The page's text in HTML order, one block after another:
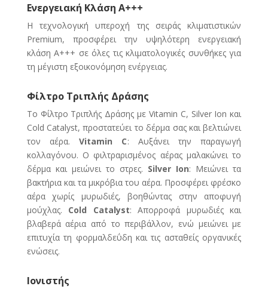
Ενεργειακή Κλάση Α+++
Η τεχνολογική υπεροχή της σειράς κλιματιστικών
Premium, προσφέρει την υψηλότερη ενεργειακή
κλάση Α+++ σε όλες τις κλιματολογικές συνθήκες για
τη μέγιστη εξοικονόμηση ενέργειας.
Φίλτρο Τριπλής Δράσης
Το Φίλτρο Τριπλής Δράσης με Vitamin C, Silver Ion και
Cold Catalyst, προστατεύει το δέρμα σας και βελτιώνει
τον αέρα.Vitamin C: Αυξάνει την παραγωγή
κολλαγόνου. Ο φιλτραρισμένος αέρας μαλακώνει το
δέρμα και μειώνει το στρες. Silver Ion: Μειώνει τα
βακτήρια και τα μικρόβια του αέρα. Προσφέρει φρέσκο
αέρα χωρίς μυρωδιές, βοηθώντας στην αποφυγή
μούχλας. Cold Catalyst: Απορροφά μυρωδιές και
βλαβερά αέρια από το περιβάλλον, ενώ μειώνει με
επιτυχία τη φορμαλδεΰδη και τις ασταθείς οργανικές
ενώσεις.
Ιονιστής